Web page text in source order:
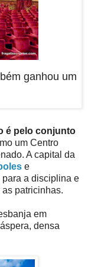
ganhou um
é pelo conjunto
um Centro
A capital da
e
para a disciplina e
patricinhas.
em
densa